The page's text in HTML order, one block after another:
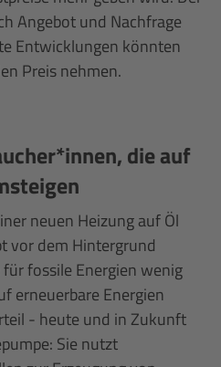
Angebot und Nachfrage
Entwicklungen könnten
Preis nehmen.
die auf
neuen Heizung auf Öl
vor dem Hintergrund
fossile Energien wenig
erneuerbare Energien
- heute und in Zukunft
Sie nutzt